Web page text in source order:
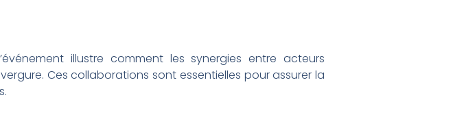
illustre comment les synergies entre acteurs
Ces collaborations sont essentielles pour assurer la